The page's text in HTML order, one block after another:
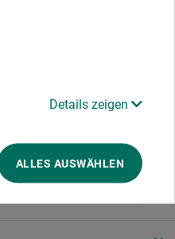
Details zeigen
ALLES AUSWÄHLEN